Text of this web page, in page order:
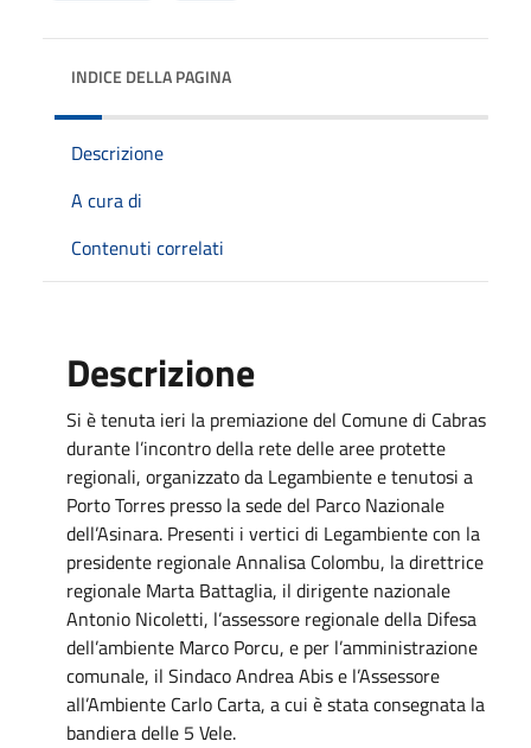
INDICE DELLA PAGINA
Descrizione
A cura di
Contenuti correlati
Descrizione
Si è tenuta ieri la premiazione del Comune di Cabras
durante l’incontro della rete delle aree protette
regionali, organizzato da Legambiente e tenutosi a
Porto Torres presso la sede del Parco Nazionale
dell’Asinara. Presenti i vertici di Legambiente con la
presidente regionale Annalisa Colombu, la direttrice
regionale Marta Battaglia, il dirigente nazionale
Antonio Nicoletti, l’assessore regionale della Difesa
dell’ambiente Marco Porcu, e per l’amministrazione
comunale, il Sindaco Andrea Abis e l’Assessore
all’Ambiente Carlo Carta, a cui è stata consegnata la
bandiera delle 5 Vele.